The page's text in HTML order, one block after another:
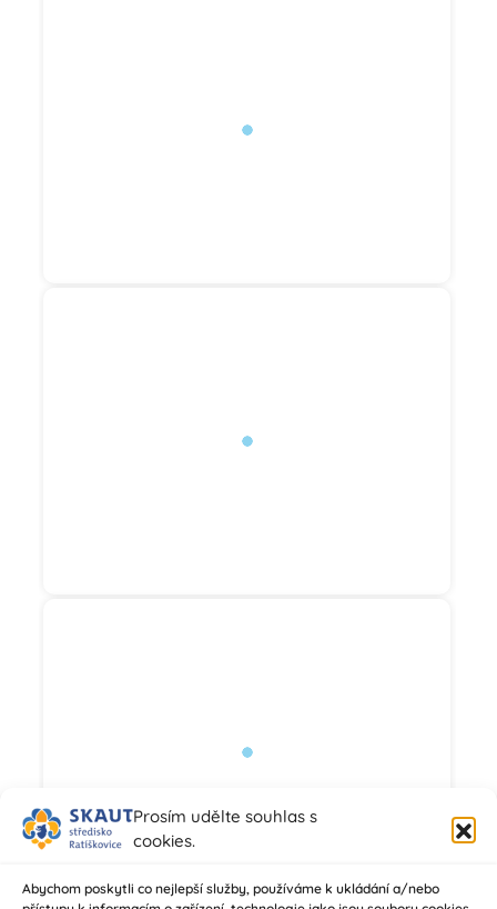
Prosím udělte souhlas s
cookies.
Abychom poskytli co nejlepší služby, používáme k ukládání a/nebo